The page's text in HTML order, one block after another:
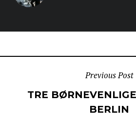
Previous Post
TRE
BERLIN